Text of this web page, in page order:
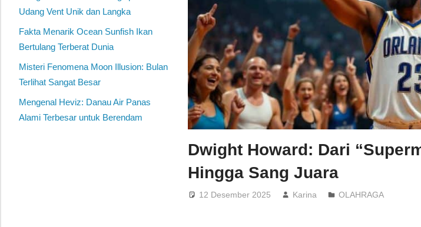
Dwight Howard: Dari
Hingga Sang Juara
12 Desember 2025 Karina OLAHRAGA
Udang Vent Unik dan Langka
Fakta Menarik Ocean Sunfish Ikan
Bertulang Terberat Dunia
Misteri Fenomena Moon Illusion: Bulan
Terlihat Sangat Besar
Mengenal Heviz: Danau Air Panas
Alami Terbesar untuk Berendam